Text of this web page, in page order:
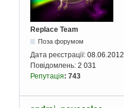
Replace Team
Поза форумом
Дата реєстрації: 08.06.2012
Повідомлень: 2 031
Репутація: 743